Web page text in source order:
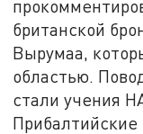
британской
Вырумаа,
областью.
стали учения
Прибалтийские